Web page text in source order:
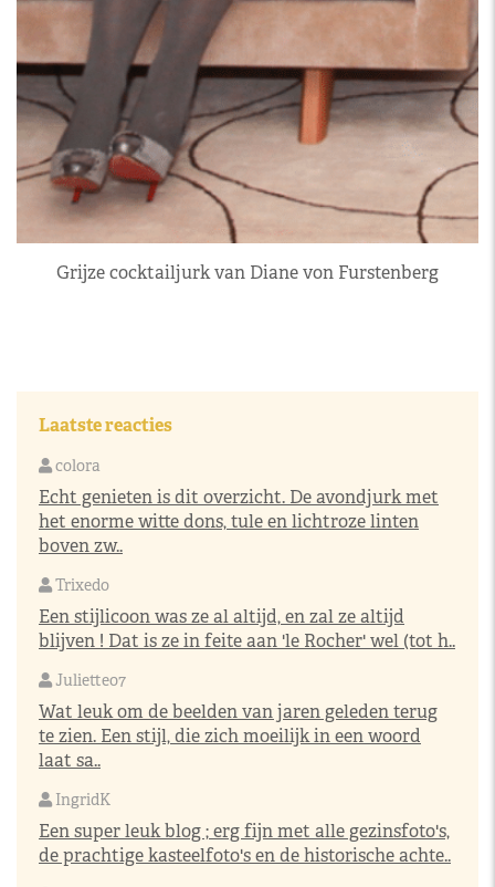
Grijze cocktailjurk van Diane von Furstenberg
Laatste reacties
colora
Echt genieten is dit overzicht. De avondjurk met
het enorme witte dons, tule en lichtroze linten
boven zw..
Trixedo
Een stijlicoon was ze al altijd, en zal ze altijd
blijven ! Dat is ze in feite aan 'le Rocher' wel (tot h..
Juliette07
Wat leuk om de beelden van jaren geleden terug
te zien. Een stijl, die zich moeilijk in een woord
laat sa..
IngridK
Een super leuk blog ; erg fijn met alle gezinsfoto's,
de prachtige kasteelfoto's en de historische achte..